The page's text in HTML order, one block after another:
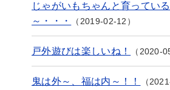
じゃがいもちゃんと育ってい
～・・・
2019-02-12
戸外遊びは楽しいね！ 2020-
鬼は外～、福は内～！！